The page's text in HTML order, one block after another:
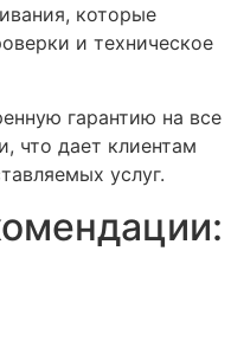
которые
и техническое
гарантию на все
что дает клиентам
услуг.